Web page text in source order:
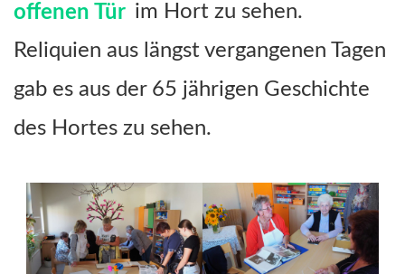
offenen Tür im Hort zu sehen.
Reliquien aus längst vergangenen Tagen
gab es aus der 65 jährigen Geschichte
des Hortes zu sehen.